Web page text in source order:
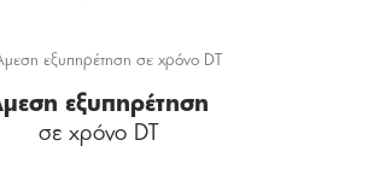
εξυπηρέτηση
σε χρόνο DT